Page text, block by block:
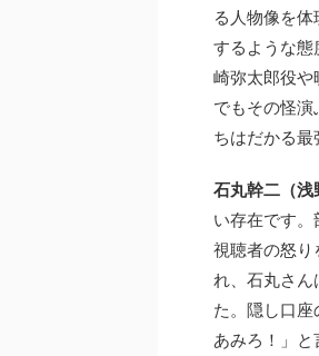
る人物像を
するような
崎弥太郎役
でもその怪
ちはだかる最
石丸幹二（浅
い存在です。
視聴者の怒
れ、石丸さん
た。隠し口
あみろ！」